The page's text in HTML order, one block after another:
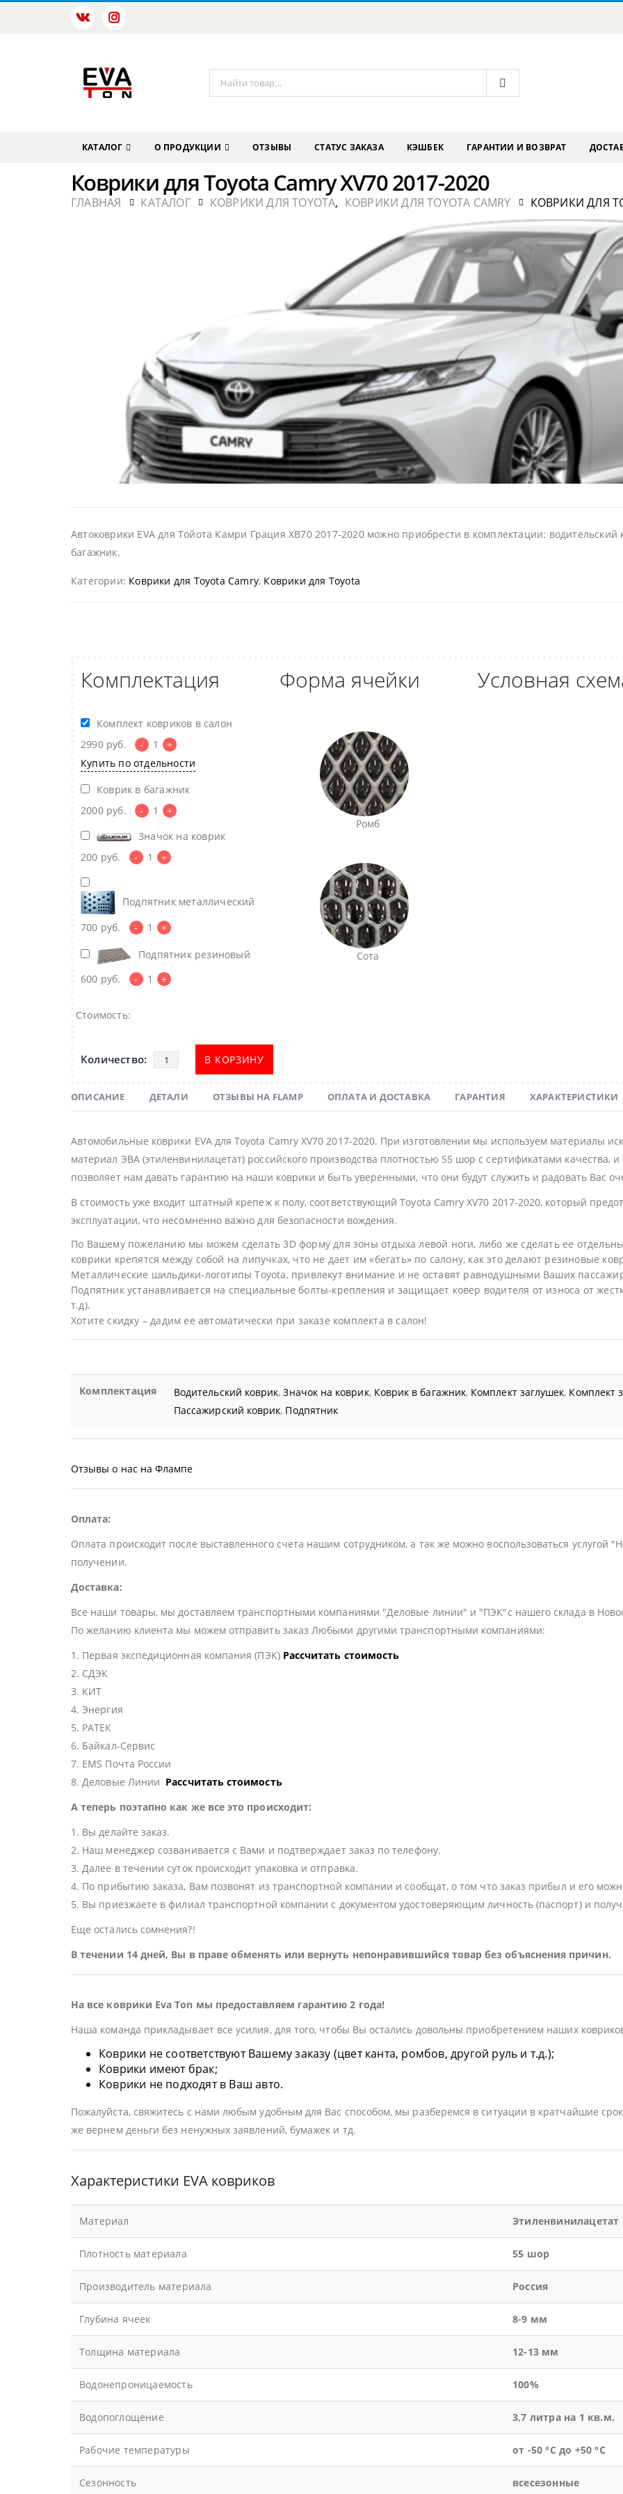
КАТАЛОГ О ПРОДУКЦИИ ОТЗЫВЫ СТАТУС ЗАКАЗА КЭШБЕК ГАРАНТИИ И ВОЗВРАТ
Коврики для Toyota Camry XV70 2017-2020
ГЛАВНАЯ КАТАЛОГ КОВРИКИ ДЛЯ TOYOTA, КОВРИКИ ДЛЯ TOYOTA CAMRY КОВРИКИ ДЛЯ
Автоковрики EVA для Тойота Камри Грация ХВ70 2017-2020 можно приобрести в комплектации: водительский
багажник.
Категории: Коврики для Toyota Camry, Коврики для Toyota
Комплектация
Комплект ковриков в салон
2990 руб. - 1
+
Купить по отдельности
Коврик в багажник
2000 руб. - 1
+
Значок на коврик
200 руб. - 1 +
Подпятник металлический
700 руб. - 1 +
Подпятник резиновый
600 руб. - 1 +
Форма ячейки
Ромб
Сота
Условная
Стоимость:
В КОРЗИНУ
ОПИСАНИЕ ДЕТАЛИ ОТЗЫВЫ НА FLAMP ОПЛАТА И ДОСТАВКА ГАРАНТИЯ ХАРАКТЕРИСТИКИ
Автомобильные коврики EVA для Toyota Camry XV70 2017-2020. При изготовлении мы используем материалы
материал ЭВА (этиленвинилацетат) российского производства плотностью 55 шор с сертификатами качества,
позволяет нам давать гарантию на наши коврики и быть уверенными, что они будут служить и радовать Вас
В стоимость уже входит штатный крепеж к полу, соответствующий Toyota Camry XV70 2017-2020, который
эксплуатации, что несомненно важно для безопасности вождения.
По Вашему пожеланию мы можем сделать 3D форму для зоны отдыха левой ноги, либо же сделать ее
коврики крепятся между собой на липучках, что не дает им «бегать» по салону, как это делают резиновые
Металлические шильдики-логотипы Toyota, привлекут внимание и не оставят равнодушными Ваших
Подпятник устанавливается на специальные болты-крепления и защищает ковер водителя от износа от
т.д).
Хотите скидку – дадим ее автоматически при заказе комплекта в салон!
Комплектация Водительский коврик,Значок на коврик, Коврик в багажник, Комплект заглушек, Комплект
Пассажирский коврик, Подпятник
Отзывы о нас на Флампе
Оплата:
Оплата происходит после выставленного счета нашим сотрудником, а так же можно воспользоваться
получении.
Доставка:
Все наши товары, мы доставляем транспортными компаниями "Деловые линии" и "ПЭК"с нашего склада в
По желанию клиента мы можем отправить заказ Любыми другими транспортными компаниями:
1. Первая экспедиционная компания (ПЭК) Рассчитать стоимость
2. СДЭК
3. КИТ
4. Энергия
5. РАТЕК
6. Байкал-Сервис
7. EMS Почта России
8. Деловые Линии Рассчитать стоимость
А теперь поэтапно как же все это происходит:
1. Вы делайте заказ.
2. Наш менеджер созванивается с Вами и подтверждает заказ по телефону.
3. Далее в течении суток происходит упаковка и отправка.
4. По прибытию заказа, Вам позвонят из транспортной компании и сообщат, о том что заказ прибыл и его
5. Вы приезжаете в филиал транспортной компании с документом удостоверяющим личность (паспорт) и
Еще остались сомнения?!
В течении 14 дней, Вы в праве обменять или вернуть непонравившийся товар без объяснения причин.
На все коврики Eva Ton мы предоставляем гарантию 2 года!
Наша команда прикладывает все усилия, для того, чтобы Вы остались довольны приобретением наших
Коврики не соответствуют Вашему заказу (цвет канта, ромбов, другой руль и т.д.);
Коврики имеют брак;
Коврики не подходят в Ваш авто.
Пожалуйста, свяжитесь с нами любым удобным для Вас способом, мы разберемся в ситуации в кратчайшие
же вернем деньги без ненужных заявлений, бумажек и тд.
Характеристики EVA ковриков
Материал Этиленвинилацетат
Плотность материала 55 шор
Производитель материала Россия
Глубина ячеек 8-9 мм
Толщина материала 12-13 мм
Водонепроницаемость 100%
Водопоглощение 3,7 литра на 1 кв.м.
Рабочие температуры от -50 °С до +50 °С
Сезонность всесезонные